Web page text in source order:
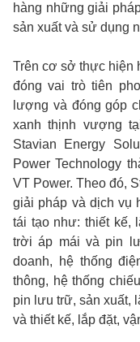
hàng những giải
sản xuất và sử dụng
Trên cơ sở thực hiện
đóng vai trò tiên
lượng và đóng góp
xanh thịnh vượng
Stavian Energy
Power Technology
VT Power. Theo đó,
giải pháp và dịch vụ
tái tạo như: thiết kế,
trời áp mái và pin
doanh, hệ thống
thông, hệ thống
pin lưu trữ, sản xuất,
và thiết kế, lắp đặt,